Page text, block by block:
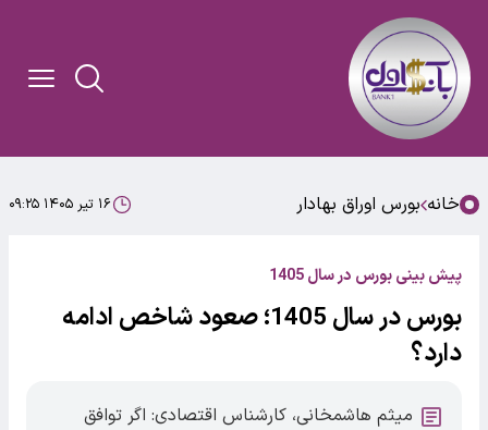
خانه بورس اوراق بهادار ۱۶ تیر ۱۴۰۵ ۰۹:۲۵
پیش بینی بورس در سال 1405
بورس در سال 1405؛ صعود شاخص ادامه
دارد؟
میثم هاشمخانی، کارشناس اقتصادی: اگر توافق